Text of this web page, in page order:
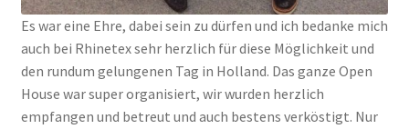
Es war eine Ehre, dabei sein zu dürfen und ich bedanke mich
auch bei Rhinetex sehr herzlich für diese Möglichkeit und
den rundum gelungenen Tag in Holland. Das ganze Open
House war super organisiert, wir wurden herzlich
empfangen und betreut und auch bestens verköstigt. Nur